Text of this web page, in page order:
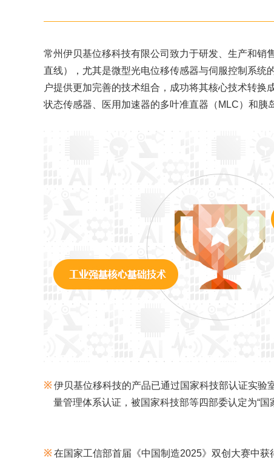
常州伊贝基位移科技有限公司致力于研发、生产和销
直线），尤其是微型光电位移传感器与伺服控制系统
户提供更加完善的技术组合，成功将其核心技术转
状态传感器、医用加速器的多叶准直器（MLC）和胰
※伊贝基位移科技的产品已通过国家科技部认证实验
量管理体系认证，被国家科技部等四部委认定为“国
※在国家工信部首届《中国制造2025》双创大赛中